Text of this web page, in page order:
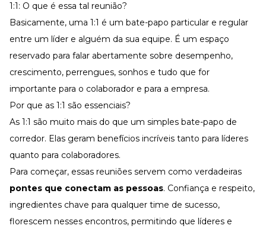
Infográfico
Kits
Materiais centralizados
Newsletters
1:1: O que é essa tal reunião?
Basicamente, uma 1:1 é um bate-papo particular e regular
entre um líder e alguém da sua equipe. É um espaço
reservado para falar abertamente sobre desempenho,
crescimento, perrengues, sonhos e tudo que for
importante para o colaborador e para a empresa.
Por que as 1:1 são essenciais?
As 1:1 são muito mais do que um simples bate-papo de
corredor. Elas geram benefícios incríveis tanto para líderes
quanto para colaboradores.
Para começar, essas reuniões servem como verdadeiras
pontes que conectam as pessoas. Confiança e respeito,
ingredientes chave para qualquer time de sucesso,
florescem nesses encontros, permitindo que líderes e